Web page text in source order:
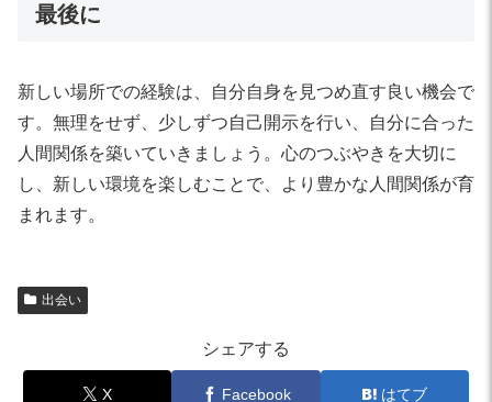
最後に
新しい場所での経験は、自分自身を見つめ直す良い機会で
す。無理をせず、少しずつ自己開示を行い、自分に合った
人間関係を築いていきましょう。心のつぶやきを大切に
し、新しい環境を楽しむことで、より豊かな人間関係が育
まれます。
出会い
シェアする
X Facebook はてブ